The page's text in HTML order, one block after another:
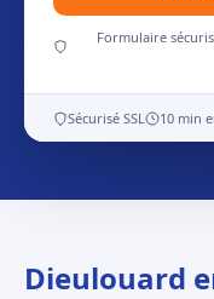
Formulaire
Sécurisé SSL 10 min
Dieulouard